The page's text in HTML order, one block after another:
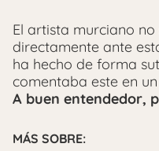
El artista murciano
directamente ante
ha hecho de forma
comentaba este en
A buen entendedor,
MÁS SOBRE: